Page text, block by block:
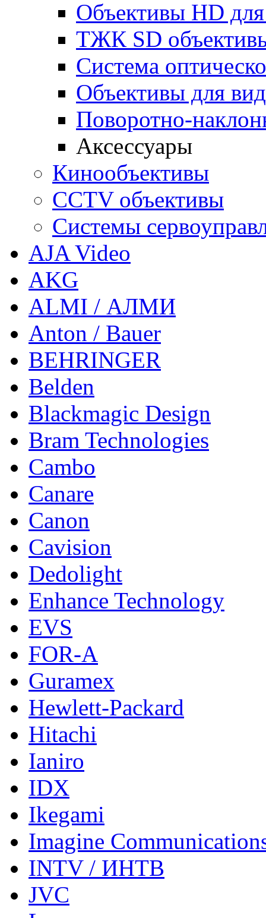
Объективы HD
ТЖК SD
Система
Объективы для
Поворотно-
Аксессуары
Кинообъективы
CCTV объективы
Системы
AJA Video
AKG
ALMI / АЛМИ
Anton / Bauer
BEHRINGER
Belden
Blackmagic Design
Bram Technologies
Cambo
Canare
Canon
Cavision
Dedolight
Enhance Technology
EVS
FOR-A
Guramex
Hewlett-Packard
Hitachi
Ianiro
IDX
Ikegami
Imagine
INTV / ИНТВ
JVC